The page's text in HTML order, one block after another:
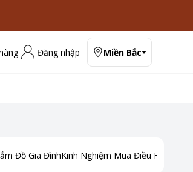
Đăng nhập Miền Bắc
Đồ Gia ĐìnhKinh Nghiệm Mua Điều Hoà